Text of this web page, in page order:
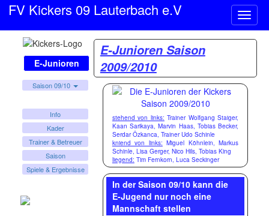
ein-/
FV Kickers 09 Lauterbach e.V
E-Junioren
Saison 09/10
Info
Kader
Trainer & Betreuer
Saison
Spiele & Ergebnisse
E-Junioren Saison
2009/2010
stehend von links: Trainer Wolfgang Staiger,
Kaan Sarikaya, Marvin Haas, Tobias Becker,
Serdar Özkanca, Trainer Udo Schinle
kniend von links: Miguel Köhnlein, Markus
Schinle, Lisa Gerger, Nico Hils, Tobias King
liegend: Tim Fernkorn, Luca Seckinger
In der Saison 09/10 kann die
E-Jugend nur noch eine
Mannschaft stellen